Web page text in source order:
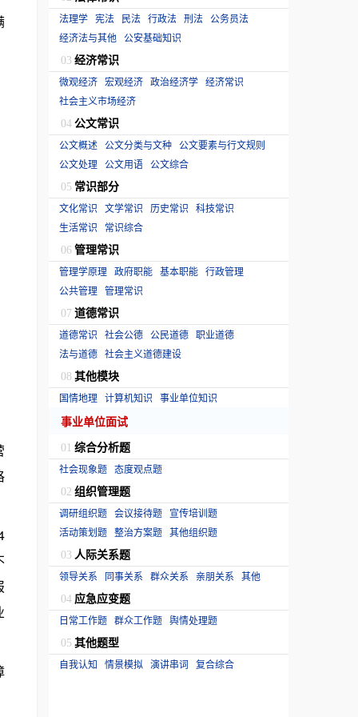
法理学 宪法 民法 行政法 刑法 公务员法
经济法与其他 公安基础知识
03 经济常识
微观经济 宏观经济 政治经济学 经济常识
社会主义市场经济
04 公文常识
公文概述 公文分类与文种 公文要素与行文规则
公文处理 公文用语 公文综合
05 常识部分
文化常识 文学常识 历史常识 科技常识
生活常识
常识综合
06 管理常识
管理学原理 政府职能 基本职能 行政管理
公共管理 管理常识
07 道德常识
道德常识 社会公德 公民道德 职业道德
法与道德 社会主义道德建设
08 其他模块
国情地理 计算机知识 事业单位知识
事业单位面试
01 综合分析题
社会现象题 态度观点题
02 组织管理题
调研组织题 会议接待题 宣传培训题
活动策划题 整治方案题 其他组织题
03 人际关系题
领导关系 同事关系 群众关系 亲朋关系 其他
04 应急应变题
日常工作题 群众工作题 舆情处理题
05 其他题型
自我认知 情景模拟 演讲串词 复合综合